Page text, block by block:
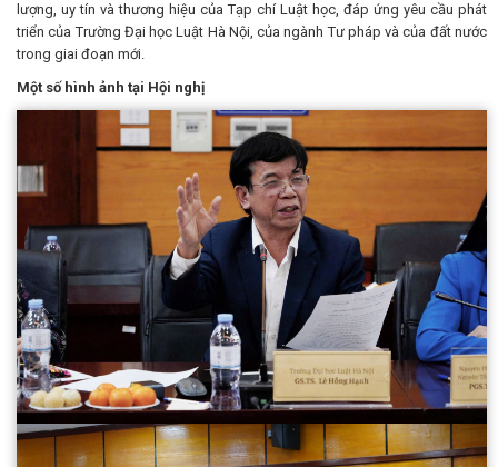
lượng, uy tín và thương hiệu của Tạp chí Luật học, đáp ứng yêu cầu phát
triển của Trường Đại học Luật Hà Nội, của ngành Tư pháp và của đất nước
trong giai đoạn mới.
Một số hình ảnh tại Hội nghị